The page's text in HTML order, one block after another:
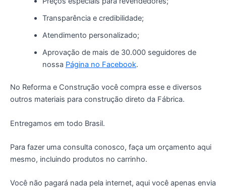
Transparência e credibilidade;
Atendimento personalizado;
Aprovação de mais de 30.000 seguidores de
nossa Página no Facebook.
No Reforma e Construção você compra esse e diversos
outros materiais para construção direto da Fábrica.
Entregamos em todo Brasil.
Para fazer uma consulta conosco, faça um orçamento aqui
mesmo, incluindo produtos no carrinho.
Você não pagará nada pela internet, aqui você apenas envia